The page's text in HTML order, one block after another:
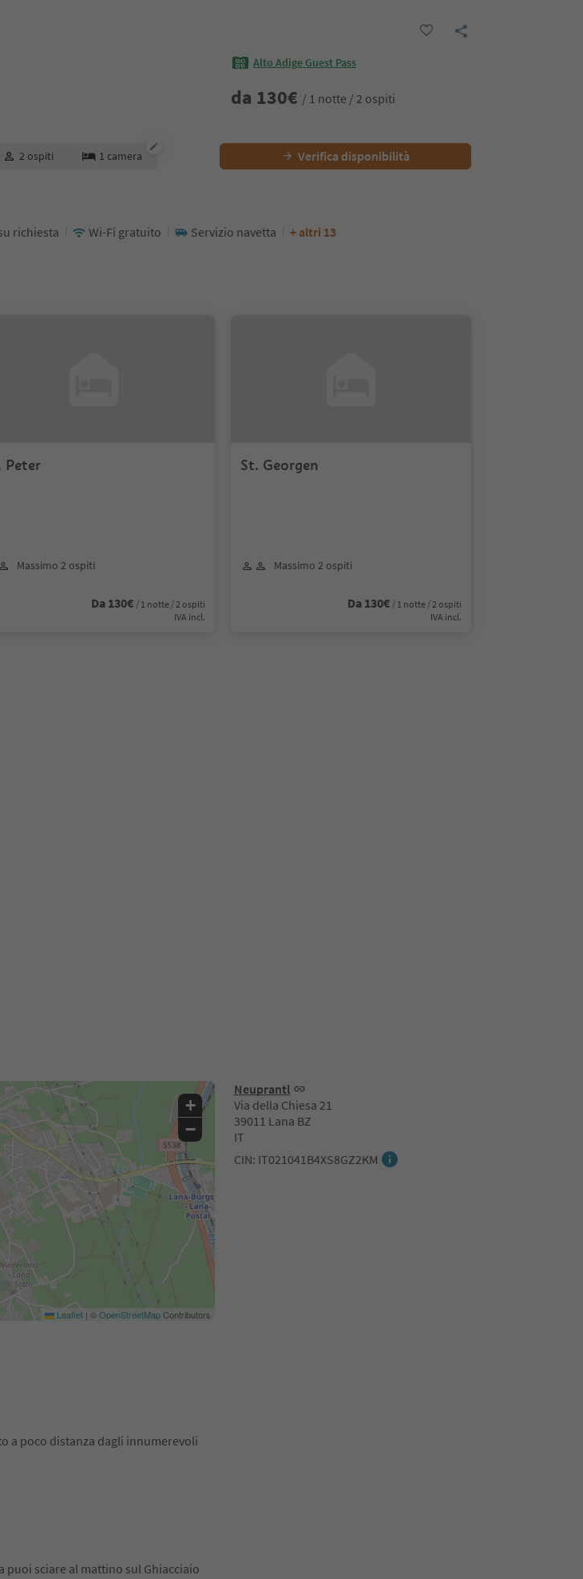
Alto Adige Guest Pass
da 130€ / 1 notte / 2 ospiti
2 ospiti 1 camera Verifica disponibilità
richiesta Wi-Fi gratuito Servizio navetta + altri 13
Peter
Massimo 2 ospiti
Da 130€ / 1 notte / 2 ospiti
IVA incl.
St. Georgen
Massimo 2 ospiti
Da 130€ / 1 notte / 2 ospiti
IVA incl.
Neuprantl
Via della Chiesa 21
39011 Lana BZ
IT
CIN: IT021041B4XS8GZ2KM
+
−
Leaflet | ©OpenStreetMapContributors
a poco distanza dagli innumerevoli
sciare al mattino sul Ghiacciaio